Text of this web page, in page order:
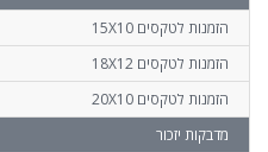
הזמנות לטקסים 15X10
הזמנות לטקסים 18X12
הזמנות לטקסים 20X10
מדבקות יזכור